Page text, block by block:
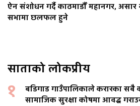
ऐन संशोधन गर्दै काठमाडौँ महानगर,
सभामा छलफल हुने
साताको लोकप्रीय
१
बडिगाड गाउँपालिकाले करारका सबै
सामाजिक सुरक्षा कोषमा आवद्ध